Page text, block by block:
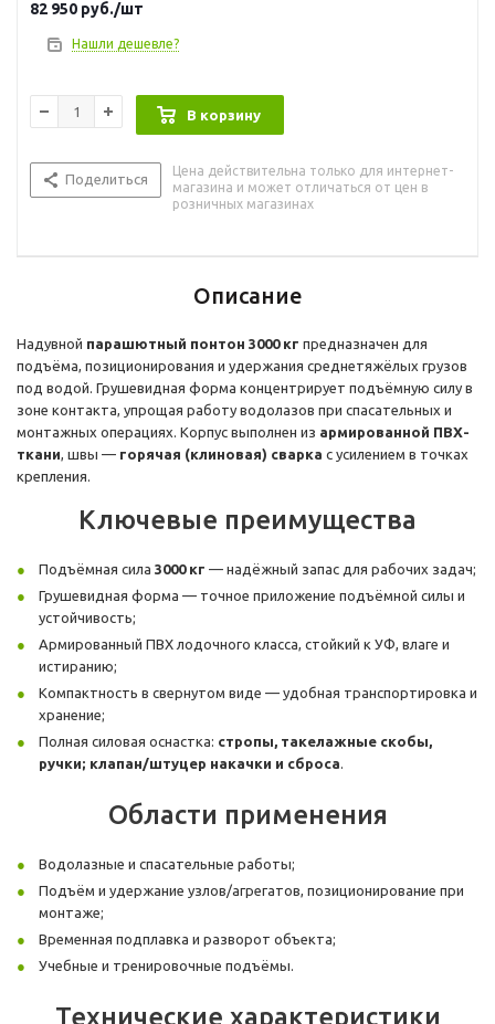
82 950 руб./шт
Нашли дешевле?
В корзину
Поделиться
Цена действительна только для интернет-
магазина и может отличаться от цен в
розничных магазинах
Описание
Надувной парашютный понтон 3000 кг предназначен для
подъёма, позиционирования и удержания среднетяжёлых грузов
под водой. Грушевидная форма концентрирует подъёмную силу в
зоне контакта, упрощая работу водолазов при спасательных и
монтажных операциях. Корпус выполнен из армированной ПВХ-
ткани, швы — горячая (клиновая) сварка с усилением в точках
крепления.
Ключевые преимущества
Подъёмная сила 3000 кг — надёжный запас для рабочих задач;
Грушевидная форма — точное приложение подъёмной силы и
устойчивость;
Армированный ПВХ лодочного класса, стойкий к УФ, влаге и
истиранию;
Компактность в свернутом виде — удобная транспортировка и
хранение;
Полная силовая оснастка: стропы, такелажные скобы,
ручки; клапан/штуцер накачки и сброса.
Области применения
Водолазные и спасательные работы;
Подъём и удержание узлов/агрегатов, позиционирование при
монтаже;
Временная подплавка и разворот объекта;
Учебные и тренировочные подъёмы.
Технические характеристики